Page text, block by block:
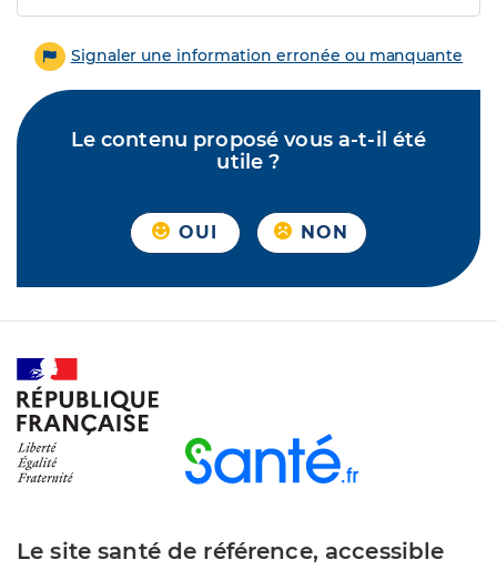
Signaler une information erronée ou manquante
Le contenu proposé vous a-t-il été
utile ?
OUI NON
Le site santé de référence, accessible